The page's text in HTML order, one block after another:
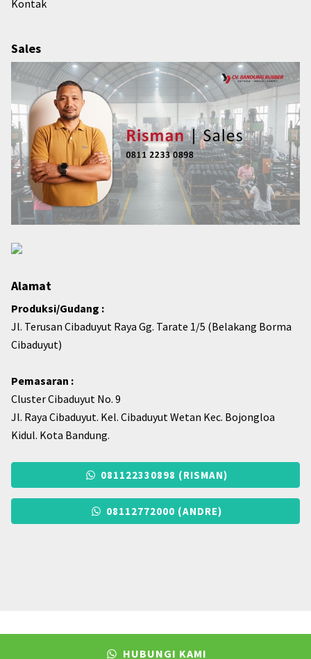
Kontak
Sales
Alamat
Produksi/Gudang :
Jl. Terusan Cibaduyut Raya Gg. Tarate 1/5 (Belakang Borma
Cibaduyut)
Pemasaran :
Cluster Cibaduyut No. 9
Jl. Raya Cibaduyut. Kel. Cibaduyut Wetan Kec. Bojongloa
Kidul. Kota Bandung.
081122330898 (RISMAN)
08112772000 (ANDRE)
HUBUNGI KAMI
© 2026. Grosirsolsepatu.com - Pabrik Sol Sepatu Karet di Bandung.